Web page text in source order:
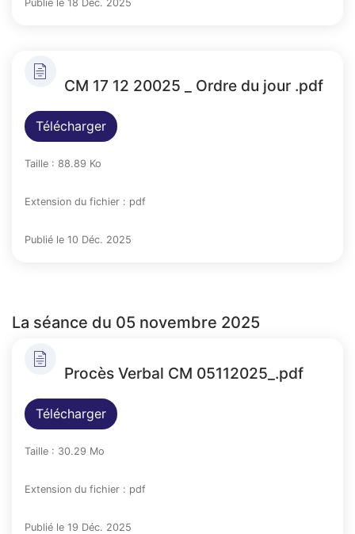
Publié le 18 Déc. 2025
CM 17 12 20025 _ Ordre du jour .pdf
Télécharger
Taille : 88.89 Ko
Extension du fichier : pdf
Publié le 10 Déc. 2025
La séance du 05 novembre 2025
Procès Verbal CM 05112025_.pdf
Télécharger
Taille : 30.29 Mo
Extension du fichier : pdf
Publié le 19 Déc. 2025